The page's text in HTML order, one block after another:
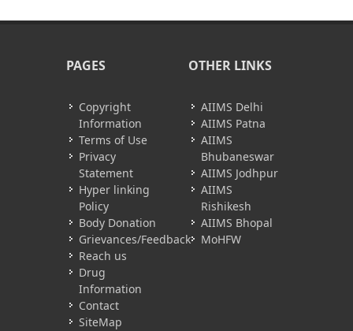
PAGES
Copyright
Information
Terms of Use
Privacy
Statement
Hyper linking
Policy
Body Donation
Grievances/Feedback
Reach us
Drug
Information
Contact
SiteMap
OTHER LINKS
AIIMS Delhi
AIIMS Patna
AIIMS
Bhubaneswar
AIIMS Jodhpur
AIIMS
Rishikesh
AIIMS Bhopal
MoHFW